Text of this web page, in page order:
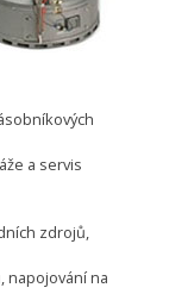
a servis
zdrojů,
napojování na